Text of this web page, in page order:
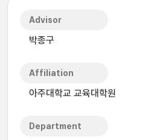
Advisor
박종구
Affiliation
아주대학교 교육대학원
Department